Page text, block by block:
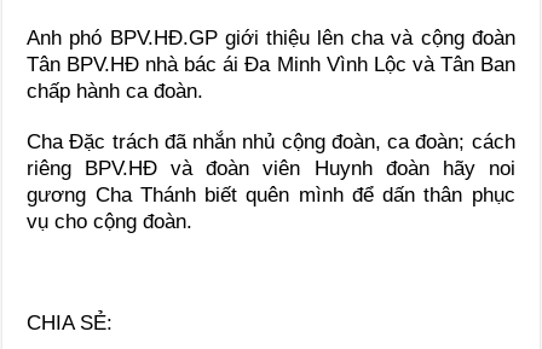
Anh phó BPV.HĐ.GP giới thiệu lên cha và cộng đoàn
Tân BPV.HĐ nhà bác ái Đa Minh Vình Lộc và Tân Ban
chấp hành ca đoàn.
Cha Đặc trách đã nhắn nhủ cộng đoàn, ca đoàn; cách
riêng BPV.HĐ và đoàn viên Huynh đoàn hãy noi
gương Cha Thánh biết quên mình để dấn thân phục
vụ cho cộng đoàn.
CHIA SẺ: